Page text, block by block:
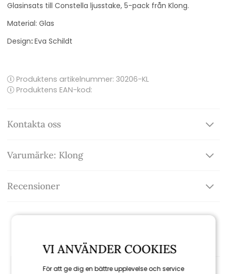
Glasinsats till Constella ljusstake, 5-pack från Klong.
Material: Glas
Design:Eva Schildt
Produktens artikelnummer: 30206-KL
Produktens EAN-kod:
Kontakta oss
Varumärke: Klong
Recensioner
VI ANVÄNDER COOKIES
För att ge dig en bättre upplevelse och service